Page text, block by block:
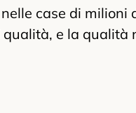
case di
e la qualità